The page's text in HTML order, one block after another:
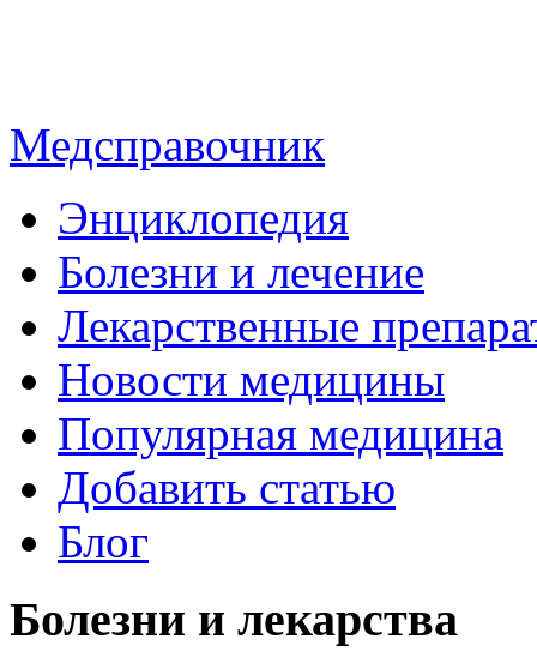
Медсправочник
Энциклопедия
Болезни и лечение
Лекарственные
Новости медицины
Популярная медицина
Добавить статью
Блог
Болезни и лекарства